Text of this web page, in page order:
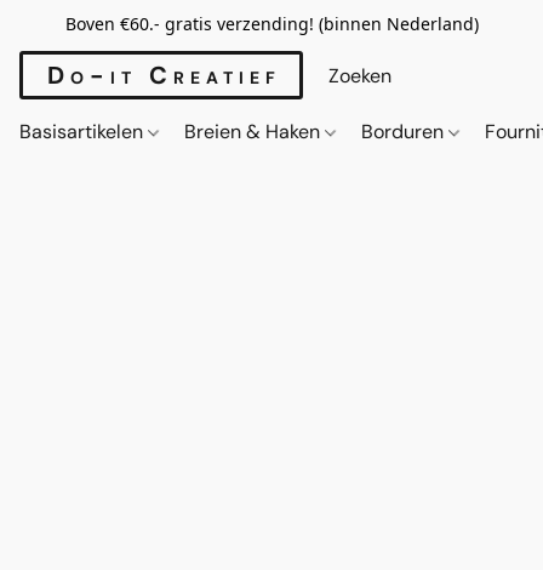
Boven €60.- gratis verzending! (binnen Nederland)
Do-it Creatief
Basisartikelen Breien & Haken Borduren